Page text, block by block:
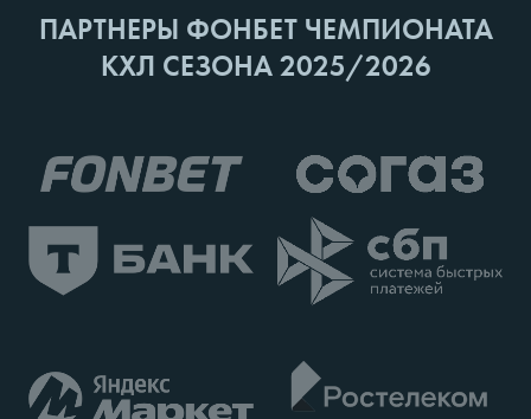
ПАРТНЕРЫ ФОНБЕТ ЧЕМПИОНАТА
КХЛ СЕЗОНА 2025/2026